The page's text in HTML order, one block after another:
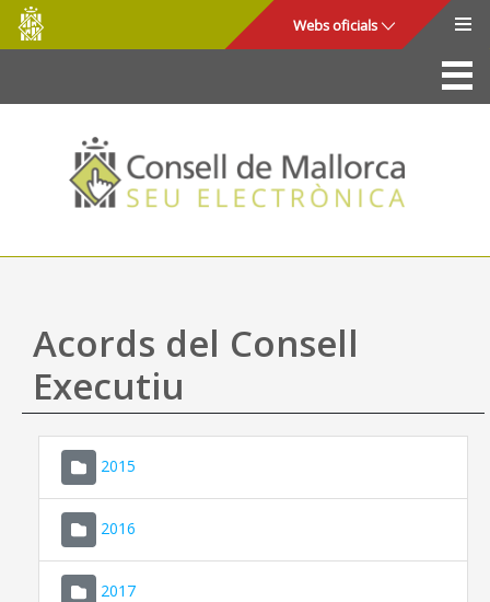
Salta al contingut principal
Consell
de
Mallorca
Webs oficials
La Seu
Consell de Mallorca
Accés i seguretat
Utilitats
Ajuda
Acords del Consell
Executiu
2015
2016
2017